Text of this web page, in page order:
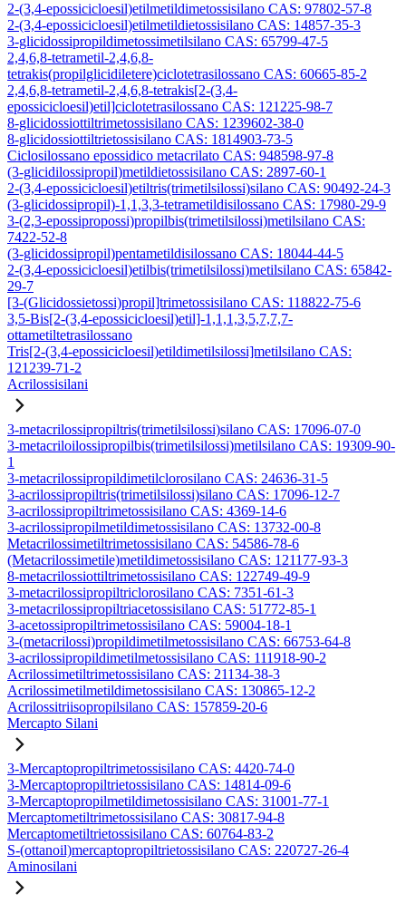
2-(3,4-epossicicloesil)etilmetildimetossisilano CAS: 97802-57-8
2-(3,4-epossicicloesil)etilmetildietossisilano CAS: 14857-35-3
3-glicidossipropildimetossimetilsilano CAS: 65799-47-5
2,4,6,8-tetrametil-2,4,6,8-
tetrakis(propilglicidiletere)ciclotetrasilossano CAS: 60665-85-2
2,4,6,8-tetrametil-2,4,6,8-tetrakis[2-(3,4-
epossicicloesil)etil]ciclotetrasilossano CAS: 121225-98-7
8-glicidossiottiltrimetossisilano CAS: 1239602-38-0
8-glicidossiottiltrietossisilano CAS: 1814903-73-5
Ciclosilossano epossidico metacrilato CAS: 948598-97-8
(3-glicidilossipropil)metildietossisilano CAS: 2897-60-1
2-(3,4-epossicicloesil)etiltris(trimetilsilossi)silano CAS: 90492-24-3
(3-glicidossipropil)-1,1,3,3-tetrametildisilossano CAS: 17980-29-9
3-(2,3-epossipropossi)propilbis(trimetilsilossi)metilsilano CAS:
7422-52-8
(3-glicidossipropil)pentametildisilossano CAS: 18044-44-5
2-(3,4-epossicicloesil)etilbis(trimetilsilossi)metilsilano CAS: 65842-
29-7
[3-(Glicidossietossi)propil]trimetossisilano CAS: 118822-75-6
3,5-Bis[2-(3,4-epossicicloesil)etil]-1,1,1,3,5,7,7,7-
ottametiltetrasilossano
Tris[2-(3,4-epossicicloesil)etildimetilsilossi]metilsilano CAS:
121239-71-2
Acrilossisilani
3-metacrilossipropiltris(trimetilsilossi)silano CAS: 17096-07-0
3-metacriloilossipropilbis(trimetilsilossi)metilsilano CAS: 19309-90-
1
3-metacrilossipropildimetilclorosilano CAS: 24636-31-5
3-acrilossipropiltris(trimetilsilossi)silano CAS: 17096-12-7
3-acrilossipropiltrimetossisilano CAS: 4369-14-6
3-acrilossipropilmetildimetossisilano CAS: 13732-00-8
Metacrilossimetiltrimetossisilano CAS: 54586-78-6
(Metacrilossimetile)metildimetossisilano CAS: 121177-93-3
8-metacrilossiottiltrimetossisilano CAS: 122749-49-9
3-metacrilossipropiltriclorosilano CAS: 7351-61-3
3-metacrilossipropiltriacetossisilano CAS: 51772-85-1
3-acetossipropiltrimetossisilano CAS: 59004-18-1
3-(metacrilossi)propildimetilmetossisilano CAS: 66753-64-8
3-acrilossipropildimetilmetossisilano CAS: 111918-90-2
Acrilossimetiltrimetossisilano CAS: 21134-38-3
Acrilossimetilmetildimetossisilano CAS: 130865-12-2
Acrilossitriisopropilsilano CAS: 157859-20-6
Mercapto Silani
3-Mercaptopropiltrimetossisilano CAS: 4420-74-0
3-Mercaptopropiltrietossisilano CAS: 14814-09-6
3-Mercaptopropilmetildimetossisilano CAS: 31001-77-1
Mercaptometiltrimetossisilano CAS: 30817-94-8
Mercaptometiltrietossisilano CAS: 60764-83-2
S-(ottanoil)mercaptopropiltrietossisilano CAS: 220727-26-4
Aminosilani